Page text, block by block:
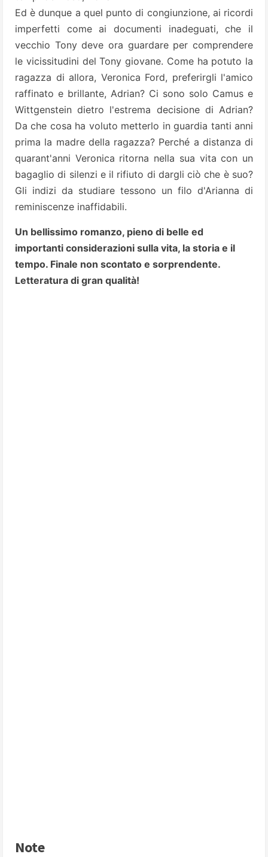
Ed è dunque a quel punto di congiunzione, ai ricordi
imperfetti come ai documenti inadeguati, che il
vecchio Tony deve ora guardare per comprendere
le vicissitudini del Tony giovane. Come ha potuto la
ragazza di allora, Veronica Ford, preferirgli l'amico
raffinato e brillante, Adrian? Ci sono solo Camus e
Wittgenstein dietro l'estrema decisione di Adrian?
Da che cosa ha voluto metterlo in guardia tanti anni
prima la madre della ragazza? Perché a distanza di
quarant'anni Veronica ritorna nella sua vita con un
bagaglio di silenzi e il rifiuto di dargli ciò che è suo?
Gli indizi da studiare tessono un filo d'Arianna di
reminiscenze inaffidabili.
Un bellissimo romanzo, pieno di belle ed
importanti considerazioni sulla vita, la storia e il
tempo. Finale non scontato e sorprendente.
Letteratura di gran qualità!
Note